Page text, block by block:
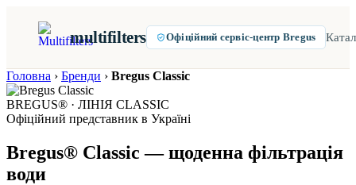
multifilters Офіційний сервіс-центр Bregus
Головна › Бренди › Bregus Classic
BREGUS® · ЛІНІЯ CLASSIC
Офіційний представник в Україні
Bregus® Classic — щоденна фільтрація
води